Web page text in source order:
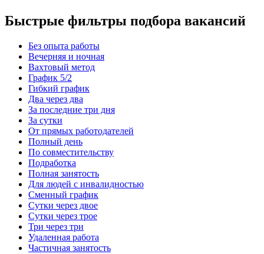
Быстрые фильтры подбора вакансий
Без опыта работы
Вечерняя и ночная
Вахтовый метод
График 5/2
Гибкий график
Два через два
За последние три дня
За сутки
От прямых работодателей
Полный день
По совместительству
Подработка
Полная занятость
Для людей с инвалидностью
Сменный график
Сутки через двое
Сутки через трое
Три через три
Удаленная работа
Частичная занятость